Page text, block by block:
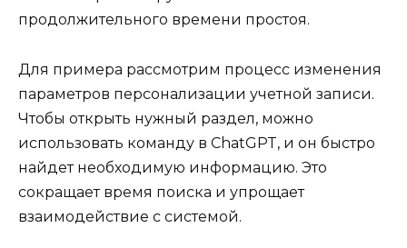
продолжительного времени простоя.
Для примера рассмотрим процесс изменения
параметров персонализации учетной записи.
Чтобы открыть нужный раздел, можно
использовать команду в ChatGPT, и он быстро
найдет необходимую информацию. Это
сокращает время поиска и упрощает
взаимодействие с системой.